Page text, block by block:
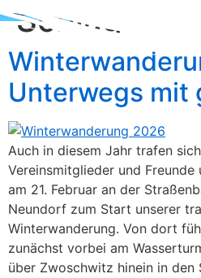
Zum
Inhalt
wechseln
Schlagwort:
Unterwegs mit
Auch in diesem Jahr trafen
Vereinsmitglieder und Freunde
am 21. Februar an der
Neundorf zum Start unserer
Winterwanderung. Von dort
zunächst vorbei am
über Zwoschwitz hinein in den